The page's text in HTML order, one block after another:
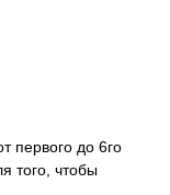
первого до 6го
того, чтобы